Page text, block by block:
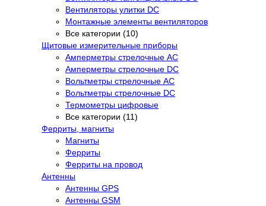
Вентиляторы улитки DC
Монтажные элементы вентиляторов
Все категории (10)
Щитовые измерительные приборы
Амперметры стрелочные AC
Амперметры стрелочные DC
Вольтметры стрелочные AC
Вольтметры стрелочные DC
Термометры цифровые
Все категории (11)
Ферриты, магниты
Магниты
Ферриты
Ферриты на провод
Антенны
Антенны GPS
Антенны GSM